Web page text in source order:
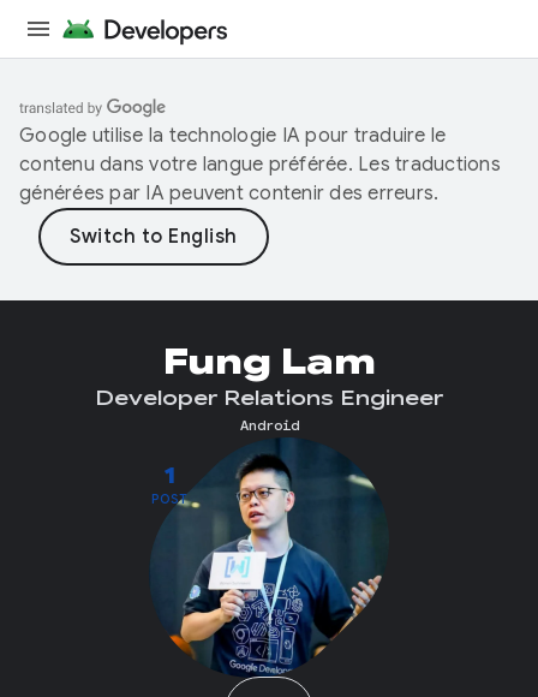
Google utilise la technologie IA pour traduire le
contenu dans votre langue préférée. Les traductions
générées par IA peuvent contenir des erreurs.
1
POST
Fung Lam
Developer Relations Engineer
Android